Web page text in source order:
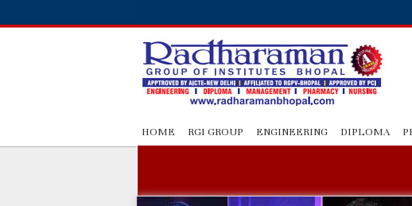
HOME RGI GROUP ENGINEERING DIPLOMA